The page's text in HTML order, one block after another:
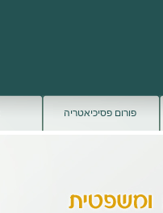
פורום פסיכיאטריה